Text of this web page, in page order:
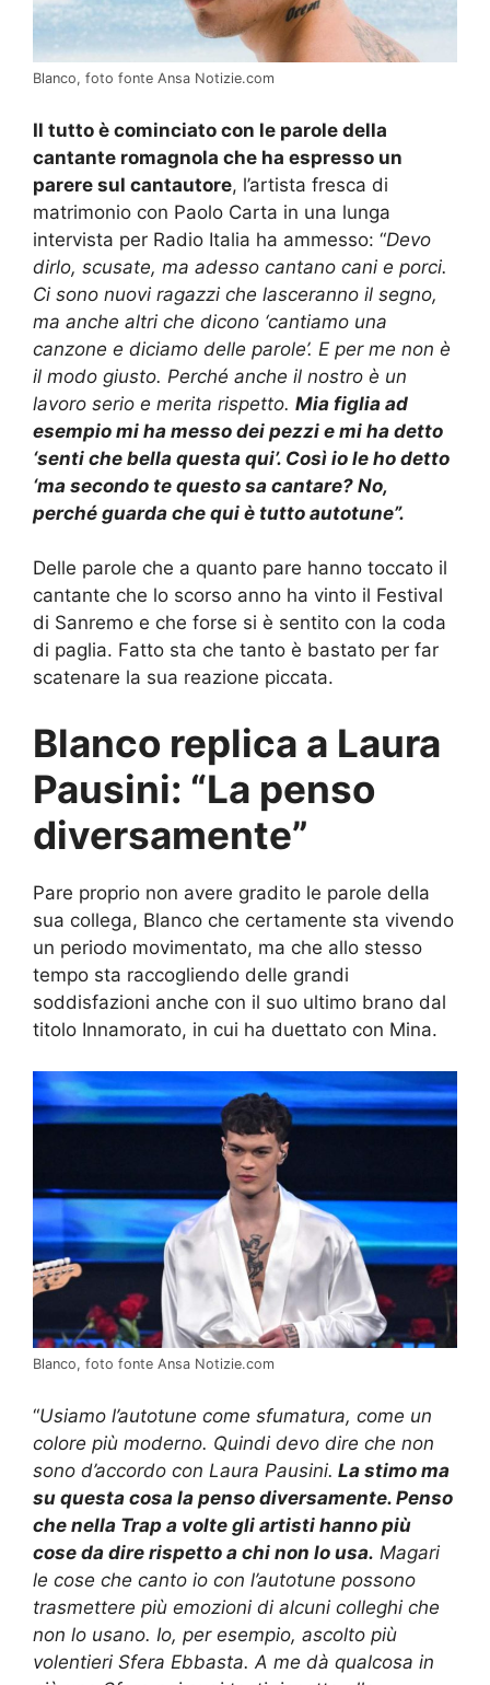
Blanco, foto fonte Ansa Notizie.com
Il tutto è cominciato con le parole della
cantante romagnola che ha espresso un
parere sul cantautore, l’artista fresca di
matrimonio con Paolo Carta in una lunga
intervista per Radio Italia ha ammesso: “Devo
dirlo, scusate, ma adesso cantano cani e porci.
Ci sono nuovi ragazzi che lasceranno il segno,
ma anche altri che dicono ‘cantiamo una
canzone e diciamo delle parole’. E per me non è
il modo giusto. Perché anche il nostro è un
lavoro serio e merita rispetto. Mia figlia ad
esempio mi ha messo dei pezzi e mi ha detto
‘senti che bella questa qui’. Così io le ho detto
‘ma secondo te questo sa cantare? No,
perché guarda che qui è tutto autotune”.
Delle parole che a quanto pare hanno toccato il
cantante che lo scorso anno ha vinto il Festival
di Sanremo e che forse si è sentito con la coda
di paglia. Fatto sta che tanto è bastato per far
scatenare la sua reazione piccata.
Blanco replica a Laura
Pausini: “La penso
diversamente”
Pare proprio non avere gradito le parole della
sua collega, Blanco che certamente sta vivendo
un periodo movimentato, ma che allo stesso
tempo sta raccogliendo delle grandi
soddisfazioni anche con il suo ultimo brano dal
titolo Innamorato, in cui ha duettato con Mina.
Blanco, foto fonte Ansa Notizie.com
“Usiamo l’autotune come sfumatura, come un
colore più moderno. Quindi devo dire che non
sono d’accordo con Laura Pausini. La stimo ma
su questa cosa la penso diversamente. Penso
che nella Trap a volte gli artisti hanno più
cose da dire rispetto a chi non lo usa. Magari
le cose che canto io con l’autotune possono
trasmettere più emozioni di alcuni colleghi che
non lo usano. Io, per esempio, ascolto più
volentieri Sfera Ebbasta. A me dà qualcosa in